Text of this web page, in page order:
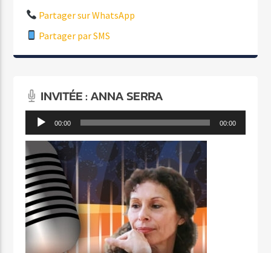
Partager sur WhatsApp
Partager par SMS
INVITÉE : ANNA SERRA
Lecteur 00:00 00:00